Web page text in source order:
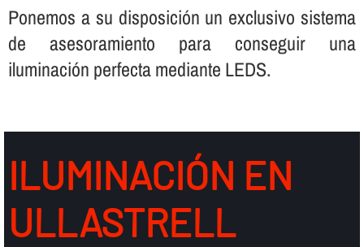
Ponemos a su disposición un exclusivo sistema
de asesoramiento para conseguir una
iluminación perfecta mediante LEDS.
ILUMINACIÓN EN
ULLASTRELL